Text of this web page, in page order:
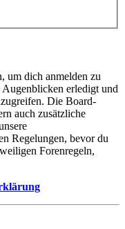
um dich anmelden zu
erledigt und
Die Board-
auch zusätzliche
Regelungen, bevor du
Forenregeln,